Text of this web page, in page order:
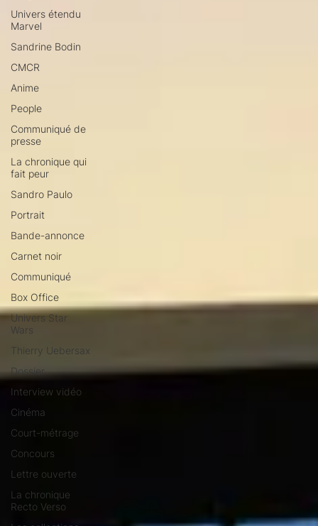
Univers étendu
Marvel
Sandrine Bodin
CMCR
Anime
People
Communiqué de
presse
La chronique qui
fait peur
Sandro Paulo
Portrait
Bande-annonce
Carnet noir
Communiqué
Box Office
Univers Star
Wars
Thierry Uebersax
Dossier
Interview vidéo
Cinéma
Court-métrage
Concours
Lettre ouverte
La chronique
Recto Verso